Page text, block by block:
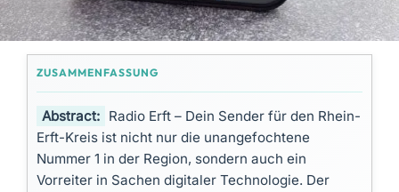
Abstract: Radio Erft – Dein Sender für den Rhein-
Erft-Kreis ist nicht nur die unangefochtene
Nummer 1 in der Region, sondern auch ein
Vorreiter in Sachen digitaler Technologie. Der